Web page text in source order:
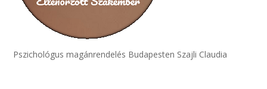
Pszichológus magánrendelés Budapesten Szajli Claudia